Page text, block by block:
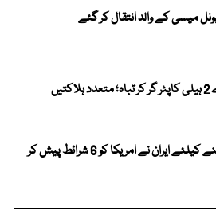
میسی کے والد انتقال کر گئے
آبنائے ہرمز کھولنے کیلئے ایران نے امریکا کو 6 شرائط پیش کر